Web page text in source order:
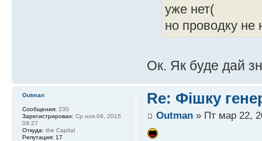
уже нет(
но проводку не
Ок. Як буде дай
Re: Фішку
Outman» Пт мар 22,
Outman
Сообщения: 230
Зарегистрирован: Ср ноя 04, 2015
09:27
Откуда: the Capital
Репутация: 17